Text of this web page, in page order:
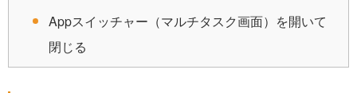
Appスイッチャー（マルチタスク画面）を開いて
閉じる